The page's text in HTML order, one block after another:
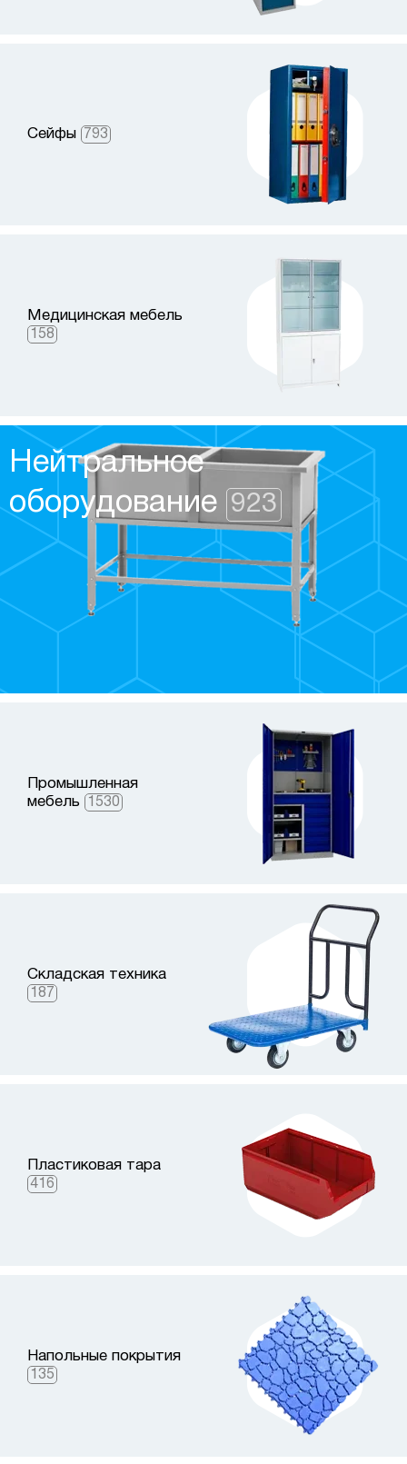
Сейфы 793
Медицинская мебель
158
Нейтральное
оборудование 923
Промышленная
мебель
1530
Складская техника
187
Пластиковая тара
416
Напольные покрытия
135